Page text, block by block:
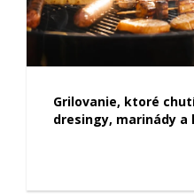
Grilovanie, ktoré
dresingy, marinády